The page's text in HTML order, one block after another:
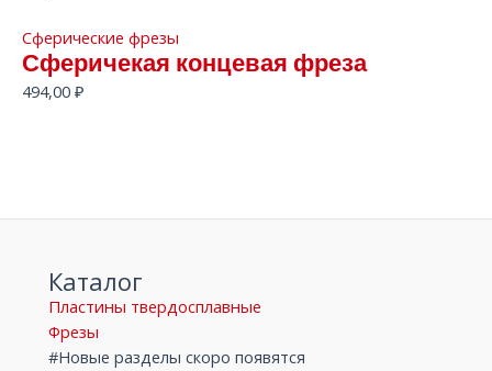
Сферические фрезы
Сферичекая концевая фреза
494,00 ₽
Каталог
Пластины твердосплавные
Фрезы
#Новые разделы скоро появятся